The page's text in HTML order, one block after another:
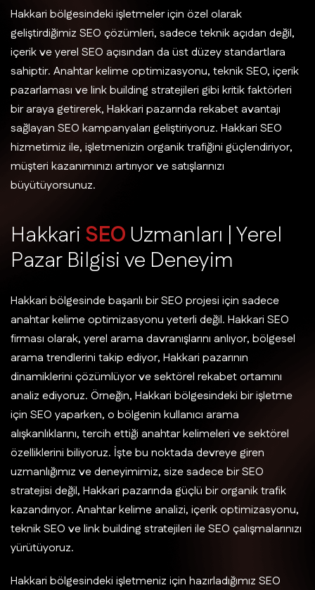
Hakkari bölgesindeki işletmeler için özel olarak
geliştirdiğimiz SEO çözümleri, sadece teknik açıdan değil,
içerik ve yerel SEO açısından da üst düzey standartlara
sahiptir. Anahtar kelime optimizasyonu, teknik SEO, içerik
pazarlaması ve link building stratejileri gibi kritik faktörleri
bir araya getirerek, Hakkari pazarında rekabet avantajı
sağlayan SEO kampanyaları geliştiriyoruz. Hakkari SEO
hizmetimiz ile, işletmenizin organik trafiğini güçlendiriyor,
müşteri kazanımınızı artırıyor ve satışlarınızı
büyütüyorsunuz.
Hakkari SEO Uzmanları |Yerel
Pazar Bilgisive Deneyim
Hakkari bölgesinde başarılı bir SEO projesi için sadece
anahtar kelime optimizasyonu yeterli değil. Hakkari SEO
firması olarak, yerel arama davranışlarını anlıyor, bölgesel
arama trendlerini takip ediyor, Hakkari pazarının
dinamiklerini çözümlüyor ve sektörel rekabet ortamını
analiz ediyoruz. Örneğin, Hakkari bölgesindeki bir işletme
için SEO yaparken, o bölgenin kullanıcı arama
alışkanlıklarını, tercih ettiği anahtar kelimeleri ve sektörel
özelliklerini biliyoruz. İşte bu noktada devreye giren
uzmanlığımız ve deneyimimiz, size sadece bir SEO
stratejisi değil, Hakkari pazarında güçlü bir organik trafik
kazandırıyor. Anahtar kelime analizi, içerik optimizasyonu,
teknik SEO ve link building stratejileri ile SEO çalışmalarınızı
yürütüyoruz.
Hakkari bölgesindeki işletmeniz için hazırladığımız SEO